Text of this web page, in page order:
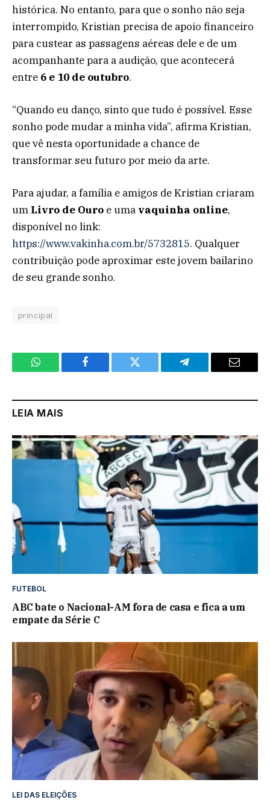
histórica. No entanto, para que o sonho não seja
interrompido, Kristian precisa de apoio financeiro
para custear as passagens aéreas dele e de um
acompanhante para a audição, que acontecerá
entre 6 e 10 de outubro.
“Quando eu danço, sinto que tudo é possível. Esse
sonho pode mudar a minha vida”, afirma Kristian,
que vê nesta oportunidade a chance de
transformar seu futuro por meio da arte.
Para ajudar, a família e amigos de Kristian criaram
um Livro de Ouro e uma vaquinha online,
disponível no link:
https://www.vakinha.com.br/5732815. Qualquer
contribuição pode aproximar este jovem bailarino
de seu grande sonho.
principal
WhatsApp Facebook Twitter Telegram Email
LEIA MAIS
FUTEBOL
ABC bate o Nacional-AM fora de casa e fica a um
empate da Série C
LEI DAS ELEIÇÕES